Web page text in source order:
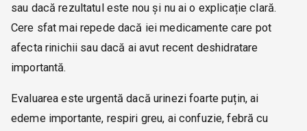
sau dacă rezultatul este nou și nu ai o explicație clară.
Cere sfat mai repede dacă iei medicamente care pot
afecta rinichii sau dacă ai avut recent deshidratare
importantă.
Evaluarea este urgentă dacă urinezi foarte puțin, ai
edeme importante, respiri greu, ai confuzie, febră cu